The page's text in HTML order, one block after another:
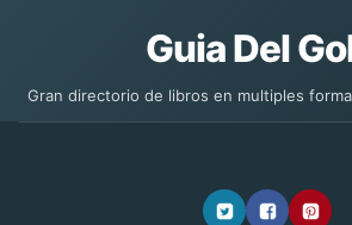
Guia Del
Gran directorio de libros en multiples